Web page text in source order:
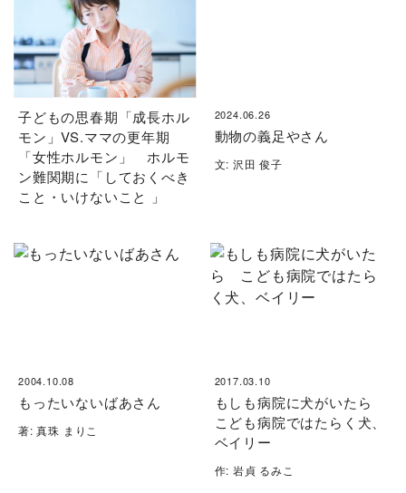
子どもの思春期「成長ホル
モン」VS.ママの更年期
「女性ホルモン」 ホルモ
ン難関期に「しておくべき
こと・いけないこと 」
2024.06.26
動物の義足やさん
文: 沢田 俊子
2004.10.08
もったいないばあさん
著: 真珠 まりこ
2017.03.10
もしも病院に犬がいたら
こども病院ではたらく犬、
ベイリー
作: 岩貞 るみこ